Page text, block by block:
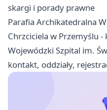
skargi i porady prawne
Parafia Archikatedralna
Chrzciciela w Przemyślu
Wojewódzki Szpital im.
kontakt, oddziały,